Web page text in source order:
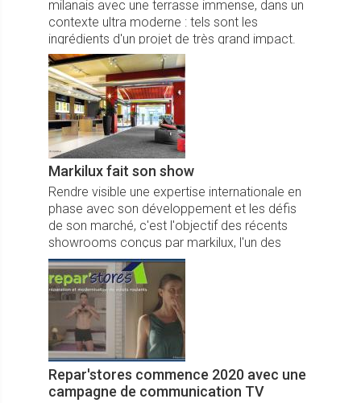
milanais avec une terrasse immense, dans un
contexte ultra moderne : tels sont les
ingrédients d'un projet de très grand impact.
Markilux fait son show
Rendre visible une expertise internationale en
phase avec son développement et les défis
de son marché, c'est l'objectif des récents
showrooms conçus par markilux, l'un des
fabricants majeurs de stores.
Repar'stores commence 2020 avec une
campagne de communication TV